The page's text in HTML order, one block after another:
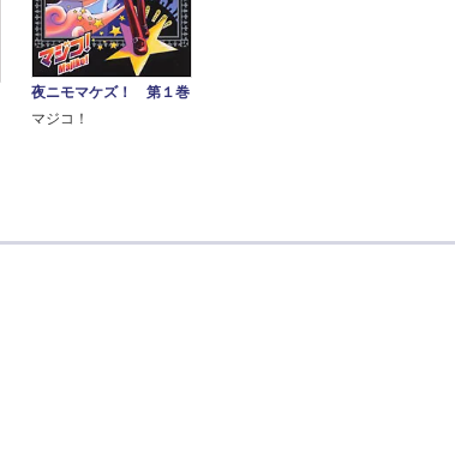
夜ニモマケズ！ 第１巻
マジコ！